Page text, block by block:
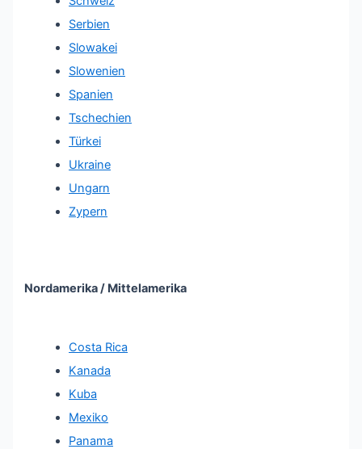
Serbien
Slowakei
Slowenien
Spanien
Tschechien
Türkei
Ukraine
Ungarn
Zypern
Nordamerika / Mittelamerika
Costa Rica
Kanada
Kuba
Mexiko
Panama